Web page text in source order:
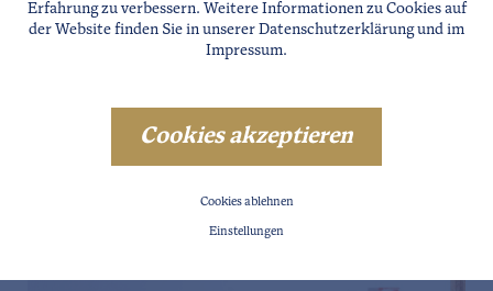
Erfahrung zu verbessern. Weitere Informationen zu Cookies auf
der Website finden Sie in unserer Datenschutzerklärungund im
Impressum.
Cookies akzeptieren
Cookies ablehnen
Einstellungen